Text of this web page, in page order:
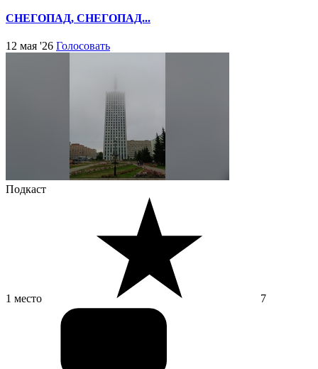
СНЕГОПАД, СНЕГОПАД...
12 мая '26 Голосовать
Подкаст
1 место 7